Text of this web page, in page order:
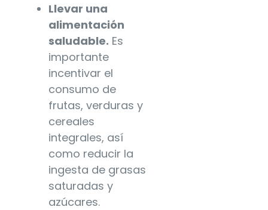
Llevar una
alimentación
saludable. Es
importante
incentivar el
consumo de
frutas, verduras y
cereales
integrales, así
como reducir la
ingesta de grasas
saturadas y
azúcares.